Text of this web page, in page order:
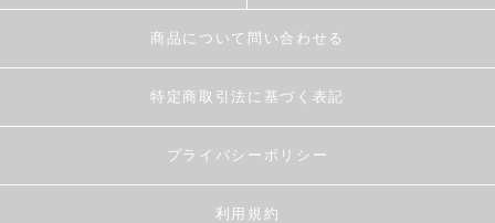
商品について問い合わせる
特定商取引法に基づく表記
プライバシーポリシー
利用規約